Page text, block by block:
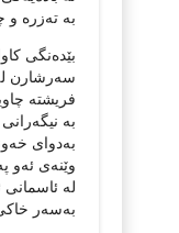
به‌ ته‌زره‌ و
بێده‌نگی
سه‌رشارن
فریشته‌
به‌
به‌دوای
وێنه‌ی ئه‌و
له‌ ئاسمانی
به‌سه‌ر